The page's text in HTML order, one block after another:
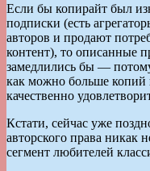
Если бы копирайт был
подписки (есть
авторов и продают
контент), то описанные
замедлились бы —
как можно больше копий
качественно
Кстати, сейчас уже
авторского права никак
сегмент любителей